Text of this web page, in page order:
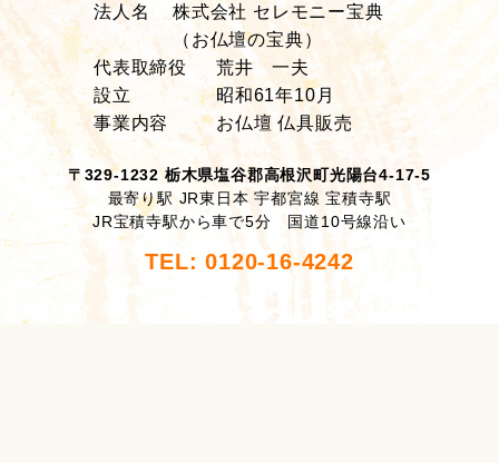
法人名
株式会社 セレモニー宝典
（お仏壇の宝典）
代表取締役
荒井 一夫
設立
昭和61年10月
事業内容
お仏壇 仏具販売
〒329-1232 栃木県塩谷郡高根沢町光陽台4-17-5
最寄り駅 JR東日本 宇都宮線 宝積寺駅
JR宝積寺駅から車で5分 国道10号線沿い
TEL: 0120-16-4242